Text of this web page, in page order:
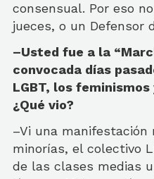
consensual. Por eso
jueces, o un Defensor
–Usted fue a la
convocada días
LGBT, los
¿Qué vio?
–Vi una manifestación
minorías, el colectivo
de las clases medias